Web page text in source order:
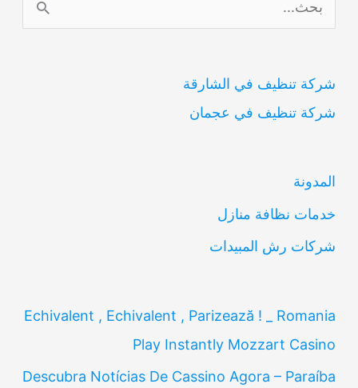
ل
ح
ث
ن
شركة تنظيف في الشارقة
شركة تنظيف في عجمان
المدونة
خدمات نظافة منازل
شركات رش المبيدات
Echivalent , Echivalent , Parizează ! _ Romania
Play Instantly Mozzart Casino
Descubra Notícias De Cassino Agora – Paraíba